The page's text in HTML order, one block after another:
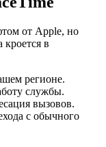
от Apple, но
кроется в
регионе.
службы.
вызовов.
с обычного